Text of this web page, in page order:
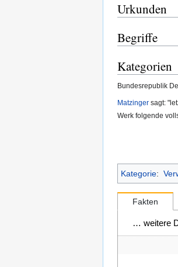
Urkunden
Begriffe
Kategorien
Bundesrepublik
Matzinger sagt:
Werk folgende
Kategorie:
Fakten
… weitere